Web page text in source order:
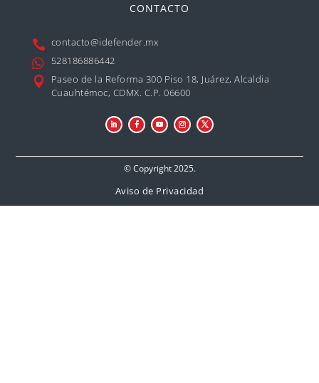
CONTACTO
 contacto@idefender.mx
 528186886442

Paseo de la Reforma 300 Piso 18, Juárez, Alcaldia
Cuauhtémoc, CDMX. C.P. 06600
© Copyright 2025.
Aviso de Privacidad